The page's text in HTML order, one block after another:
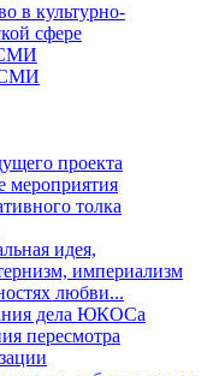
в культурно-
сфере
СМИ
СМИ
проекта
мероприятия
толка
идея,
империализм
любви...
дела ЮКОСа
пересмотра